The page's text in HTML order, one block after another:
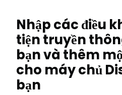
Nhập các điều
tiện truyền
bạn và thêm
cho máy chủ
bạn